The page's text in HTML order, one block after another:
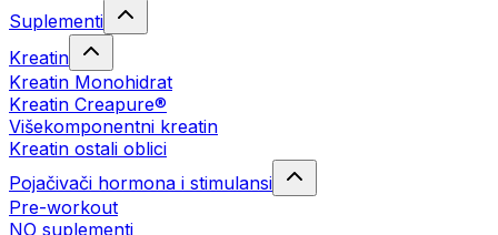
Suplementi
Kreatin
Kreatin Monohidrat
Kreatin Creapure®
Višekomponentni kreatin
Kreatin ostali oblici
Pojačivači hormona i stimulansi
Pre-workout
NO suplementi